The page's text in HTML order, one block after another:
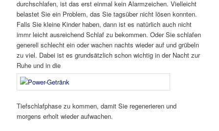
durchschlafen, ist das erst einmal kein Alarmzeichen. Vielleicht
belastet Sie ein Problem, das Sie tagsüber nicht lösen konnten.
Falls Sie kleine Kinder haben, dann ist es natürlich auch nicht
immr leicht ausreichend Schlaf zu bekommen. Oder Sie schlafen
generell schlecht ein oder wachen nachts wieder auf und grübeln
zu viel. Dabei ist es grundsätzlich schon wichtig in der Nacht zur
Ruhe und in die
Tiefschlafphase zu kommen, damit Sie regenerieren und
morgens erholt wieder aufwachen.